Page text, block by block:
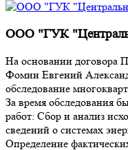
ООО "ГУК
На основании договора
Фомин Евгений
обследование
За время обследования
работ: Сбор и анализ
сведений о системах
Определение